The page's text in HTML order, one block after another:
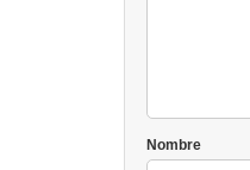
Nombre